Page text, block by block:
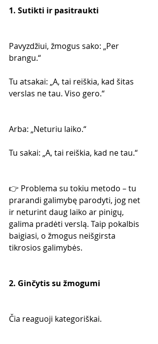
1. Sutikti ir pasitraukti
Pavyzdžiui, žmogus sako: „Per
brangu.“
Tu atsakai: „A, tai reiškia, kad šitas
verslas ne tau. Viso gero.“
Arba: „Neturiu laiko.“
Tu sakai: „A, tai reiškia, kad ne tau.“
👉 Problema su tokiu metodo – tu
prarandi galimybę parodyti, jog net
ir neturint daug laiko ar pinigų,
galima pradėti verslą. Taip pokalbis
baigiasi, o žmogus neišgirsta
tikrosios galimybės.
2. Ginčytis su žmogumi
Čia reaguoji kategoriškai.